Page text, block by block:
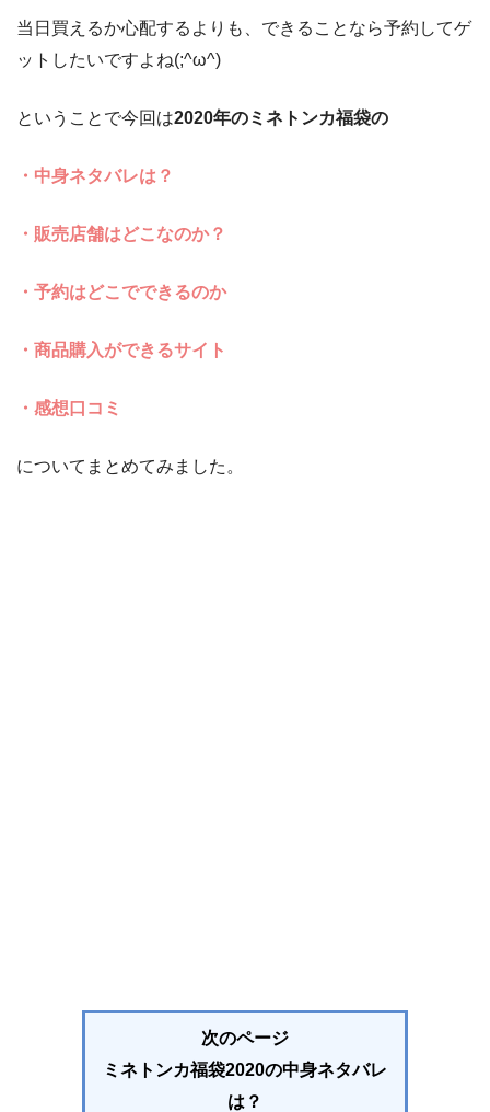
当日買えるか心配するよりも、できることなら予約してゲ
ットしたいですよね(;^ω^)
ということで今回は2020年のミネトンカ福袋の
・中身ネタバレは？
・販売店舗はどこなのか？
・予約はどこでできるのか
・商品購入ができるサイト
・感想口コミ
についてまとめてみました。
次のページ
ミネトンカ福袋2020の中身ネタバレ
は？